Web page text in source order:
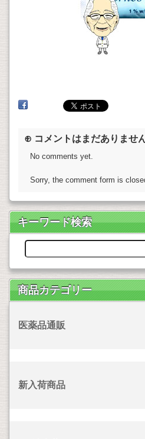
⊕ コメントはまだありませ
No comments yet.
Sorry, the comment form is
キーワード検索
商品カテゴリー
医薬品通販
新入荷商品